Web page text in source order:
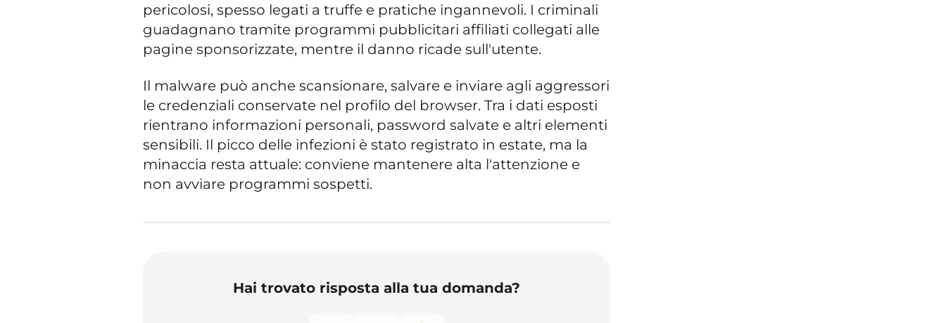
pericolosi, spesso legati a truffe e pratiche ingannevoli. I criminali
guadagnano tramite programmi pubblicitari affiliati collegati alle
pagine sponsorizzate, mentre il danno ricade sull'utente.
Il malware può anche scansionare, salvare e inviare agli aggressori
le credenziali conservate nel profilo del browser. Tra i dati esposti
rientrano informazioni personali, password salvate e altri elementi
sensibili. Il picco delle infezioni è stato registrato in estate, ma la
minaccia resta attuale: conviene mantenere alta l'attenzione e
non avviare programmi sospetti.
Hai trovato risposta alla tua domanda?